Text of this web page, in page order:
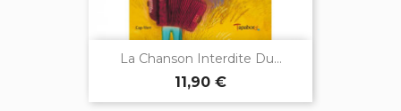
La Chanson Interdite Du...
11,90 €